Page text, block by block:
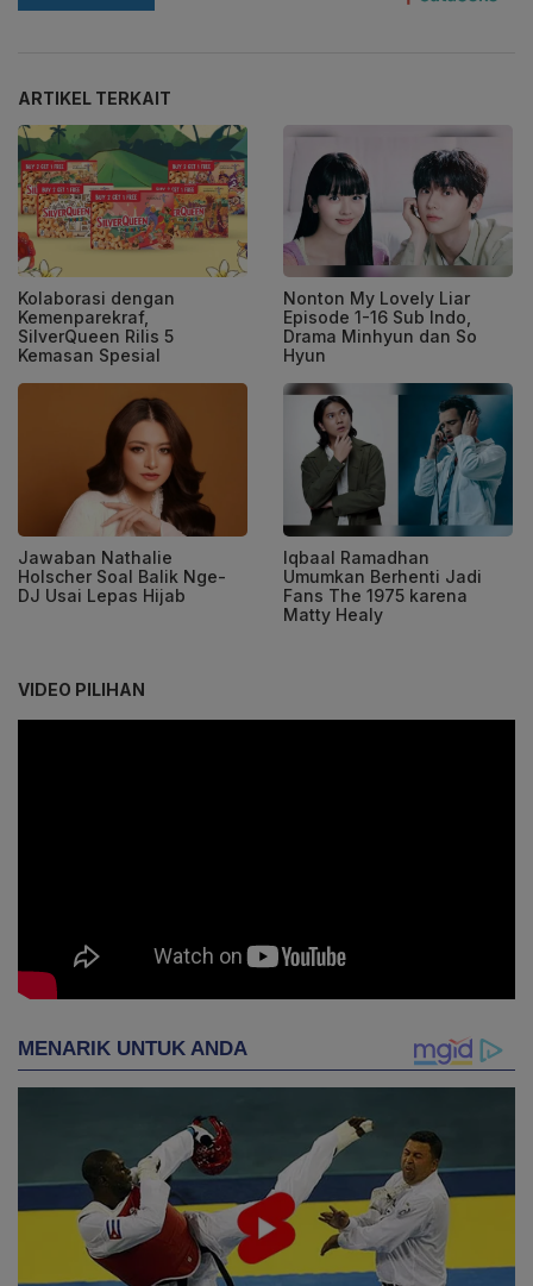
ARTIKEL TERKAIT
Kolaborasi dengan
Kemenparekraf,
SilverQueen Rilis 5
Kemasan Spesial
Nonton My Lovely Liar
Episode 1-16 Sub Indo,
Drama Minhyun dan So
Hyun
Jawaban Nathalie
Holscher Soal Balik Nge-
DJ Usai Lepas Hijab
Iqbaal Ramadhan
Umumkan Berhenti Jadi
Fans The 1975 karena
Matty Healy
VIDEO PILIHAN